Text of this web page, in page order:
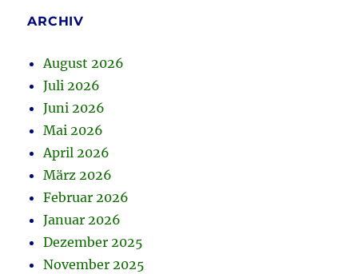
ARCHIV
August 2026
Juli 2026
Juni 2026
Mai 2026
April 2026
März 2026
Februar 2026
Januar 2026
Dezember 2025
November 2025